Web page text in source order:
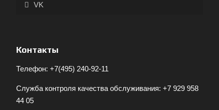
VK
Контакты
Телефон: +7(495) 240-92-11
Служба контроля качества обслуживания: +7 929 958
44 05